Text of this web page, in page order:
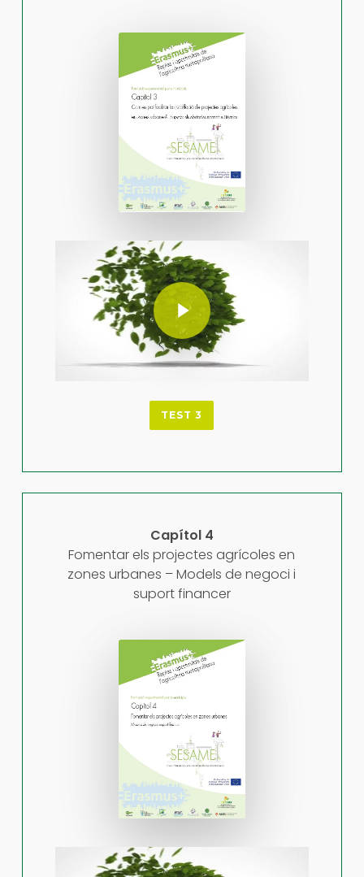
Play Video
Play Video
TEST 3
Capítol 4
Fomentar els projectes agrícoles en
zones urbanes – Models de negoci i
suport financer
Play Video